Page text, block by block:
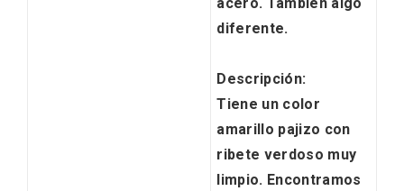
diferente.
Descripción:
Tiene un color
amarillo pajizo con
ribete verdoso muy
limpio. Encontramos